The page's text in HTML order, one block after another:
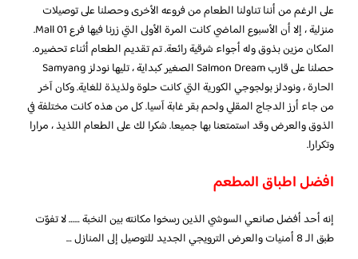
على الرغم من أننا تناولنا الطعام من فروعه الأخرى وحصلنا على توصيلات
منزلية ، إلا أن الأسبوع الماضي كانت المرة الأولى التي زرنا فيها فرع 01 Mall.
المكان مزين بذوق وله أجواء شرقية رائعة. تم تقديم الطعام أثناء تحضيره.
حصلنا على قارب Salmon Dream الصغير كبداية ، تليها نودلز Samyang
الحارة ، ونودلز بولجوجي الكورية التي كانت حلوة ولذيذة للغاية. وكان آخر
من جاء أرز الدجاج المقلي ولحم بقر غابة آسيا. كل من هذه كانت مختلفة في
الذوق والعرض وقد استمتعنا بها جميعا. شكرا لك على الطعام اللذيذ ، مرارا
وتكرارا.
افضل اطباق المطعم
إنه أحد أفضل صانعي السوشي الذين رسخوا مكانته بين النخبة …… لا تفوّت
طبق الـ 8 أمنيات والعرض الترويجي الجديد للتوصيل إلى المنازل …